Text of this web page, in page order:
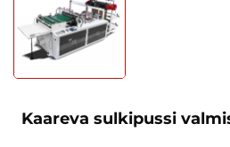
Kaareva sulkipussi